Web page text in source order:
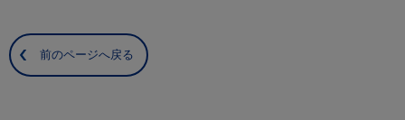
前のページへ戻る